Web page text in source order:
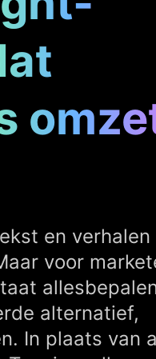
en verhalen
voor
alternatief,
In plaats van